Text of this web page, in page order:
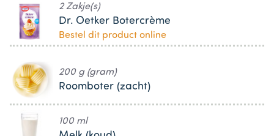
2 Zakje(s)
Dr. Oetker Botercrème
Bestel dit product online
200 g (gram)
Roomboter (zacht)
100 ml